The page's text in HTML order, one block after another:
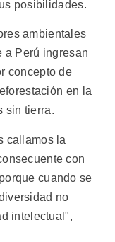
posibilidades.
ambientales
a Perú ingresan
concepto de
en la
sin tierra.
callamos la
con
cuando se
no
intelectual",